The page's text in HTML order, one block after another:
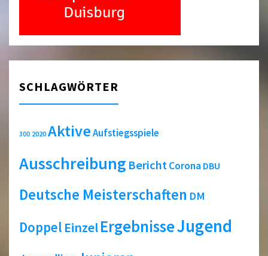
SCHLAGWÖRTER
300 2020 AktiveAufstiegsspiele
Ausschreibung BerichtCorona DBU
Deutsche Meisterschaften DM
Doppel EinzelErgebnisseJugend